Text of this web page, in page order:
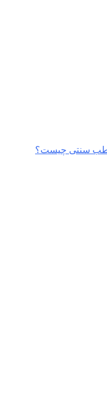
طب سنتی چیست؟